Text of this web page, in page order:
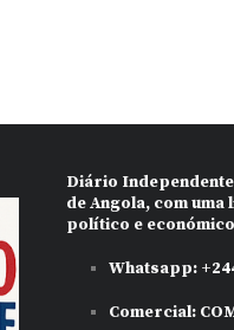
Diário
de Angola, com
político e
Whatsapp:
Comercial: